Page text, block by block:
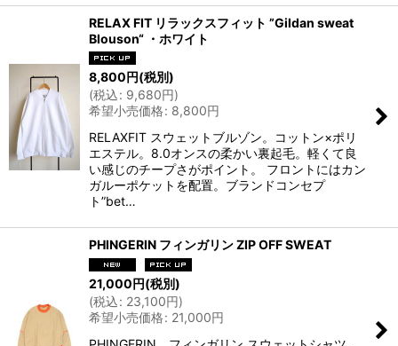
RELAX FIT リラックスフィット ”Gildan sweat
Blouson“ ・ホワイト
8,800円(税別)
(税込: 9,680円)
希望小売価格: 8,800円
RELAXFIT スウェットブルゾン。コットン×ポリ
エステル。8.0オンスの柔かい裏起毛。軽くて良
い感じのチープさがポイント。 フロントにはカン
ガルーポケットを配置。ブランドコンセプ
ト”bet…
PHINGERIN フィンガリン ZIP OFF SWEAT
21,000円(税別)
(税込: 23,100円)
希望小売価格: 21,000円